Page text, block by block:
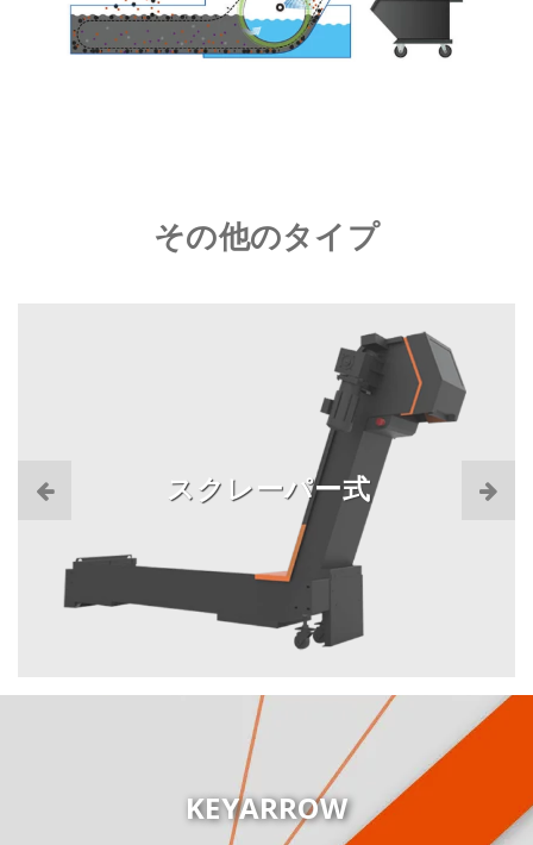
その他のタイプ
スクレーパー式
KEYARROW